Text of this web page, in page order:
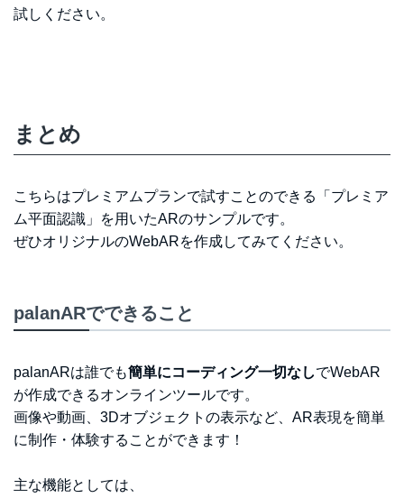
試しください。
まとめ
こちらはプレミアムプランで試すことのできる「プレミア
ム平面認識」を用いたARのサンプルです。
ぜひオリジナルのWebARを作成してみてください。
palanARでできること
palanARは誰でも簡単にコーディング一切なしでWebAR
が作成できるオンラインツールです。
画像や動画、3Dオブジェクトの表示など、AR表現を簡単
に制作・体験することができます！
主な機能としては、